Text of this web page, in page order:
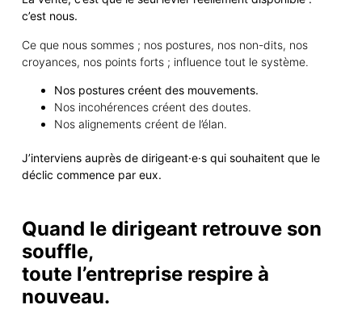
c’est nous.
Ce que nous sommes ; nos postures, nos non-dits, nos
croyances, nos points forts ; influence tout le système.
Nos postures créent des mouvements.
Nos incohérences créent des doutes.
Nos alignements créent de l’élan.
J’interviens auprès de dirigeant·e·squi souhaitent que le
déclic commence par eux.
Quand le dirigeant retrouve son
souffle,
toute l’entreprise respire à
nouveau.